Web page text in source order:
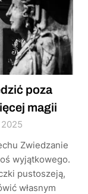
poza
magii
Zwiedzanie
wyjątkowego.
pustoszeją,
własnym